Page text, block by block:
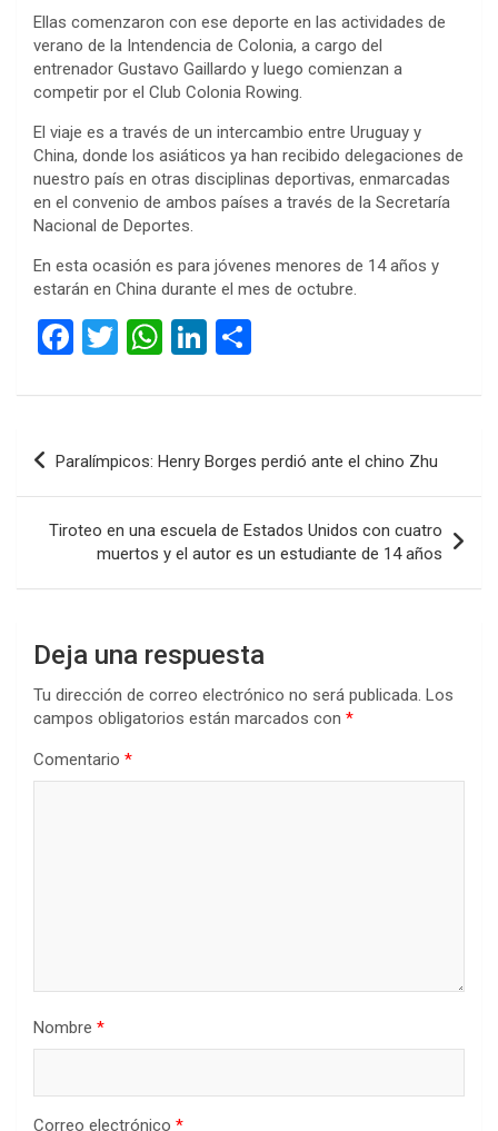
Ellas comenzaron con ese deporte en las actividades de
verano de la Intendencia de Colonia, a cargo del
entrenador Gustavo Gaillardo y luego comienzan a
competir por el Club Colonia Rowing.
El viaje es a través de un intercambio entre Uruguay y
China, donde los asiáticos ya han recibido delegaciones de
nuestro país en otras disciplinas deportivas, enmarcadas
en el convenio de ambos países a través de la Secretaría
Nacional de Deportes.
En esta ocasión es para jóvenes menores de 14 años y
estarán en China durante el mes de octubre.
F
ce
o
o
k
T
tt
W
at
A
p
Li
ke
n
m
ar
tir
Navegación
de
Paralímpicos: Henry Borges perdió ante el chino Zhu
Tiroteo en una escuela de Estados Unidos con cuatro
muertos y el autor es un estudiante de 14 años
Deja una respuesta
Tu dirección de correo electrónico no será publicada. Los
campos obligatorios están marcados con *
Comentario *
Nombre *
Correo electrónico *